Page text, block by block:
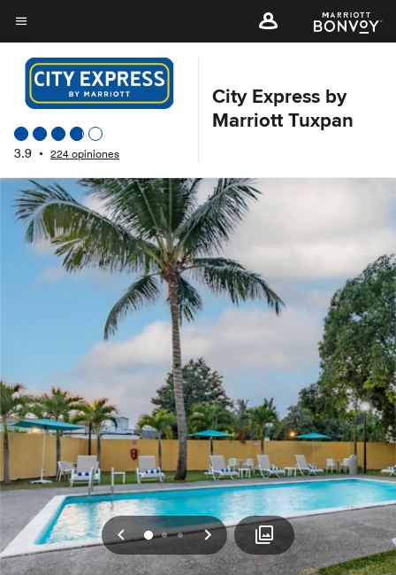
Skip
to
main
content
Texto del menú
3.9 • 224 opiniones
City Express by
Marriott Tuxpan
Anterior
012 Siguiente